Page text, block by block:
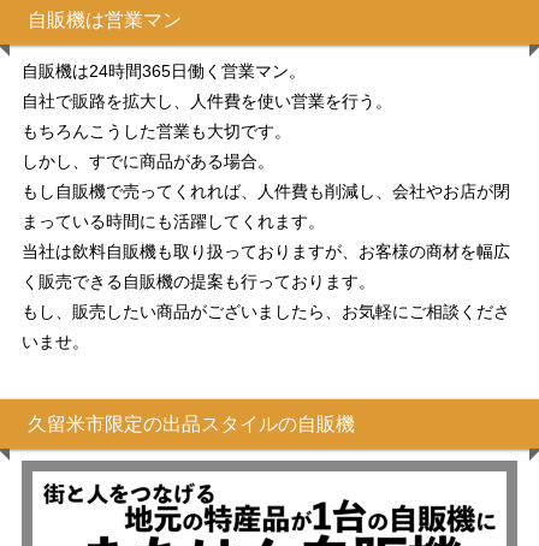
自販機は営業マン
自販機は24時間365日働く営業マン。
自社で販路を拡大し、人件費を使い営業を行う。
もちろんこうした営業も大切です。
しかし、すでに商品がある場合。
もし自販機で売ってくれれば、人件費も削減し、会社やお店が閉
まっている時間にも活躍してくれます。
当社は飲料自販機も取り扱っておりますが、お客様の商材を幅広
く販売できる自販機の提案も行っております。
もし、販売したい商品がございましたら、お気軽にご相談くださ
いませ。
久留米市限定の出品スタイルの自販機